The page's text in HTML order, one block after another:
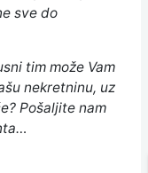
sve do
tim može Vam
nekretninu, uz
Pošaljite nam